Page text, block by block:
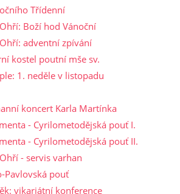
Třídenní
Boží hod Vánoční
adventní zpívání
kostel poutní mše sv.
1. neděle v listopadu
koncert Karla Martínka
- Cyrilometodějská pouť I.
- Cyrilometodějská pouť II.
- servis varhan
Pavlovská pouť
vikariátní konference